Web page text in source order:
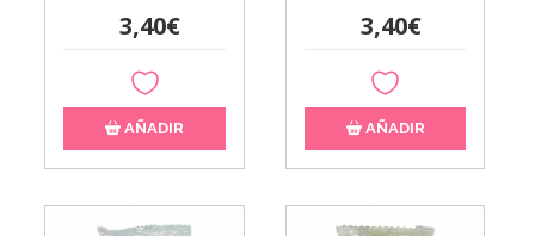
3,40€
AÑADIR
3,40€
AÑADIR